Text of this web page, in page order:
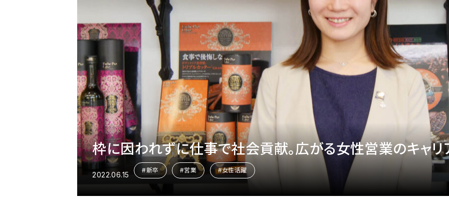
枠に因われずに仕事で社会貢献。広がる女性営業のキャリ
2022.06.15
#新卒 #営業 #女性活躍